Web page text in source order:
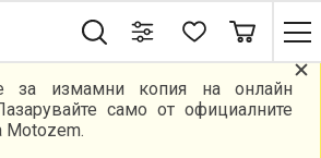
за измамни копия на онлайн
само от официалните